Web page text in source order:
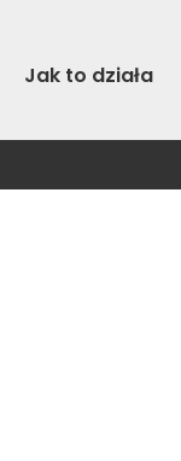
Jak to działa